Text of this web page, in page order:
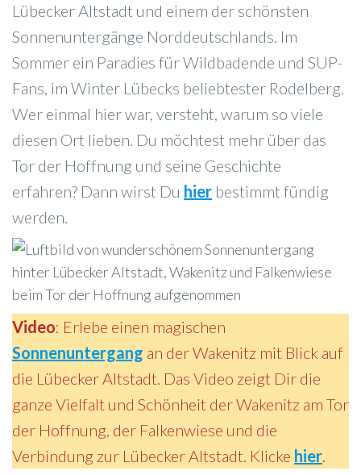
Lübecker Altstadt und einem der schönsten
Sonnenuntergänge Norddeutschlands. Im
Sommer ein Paradies für Wildbadende und SUP-
Fans, im Winter Lübecks beliebtester Rodelberg.
Wer einmal hier war, versteht, warum so viele
diesen Ort lieben. Du möchtest mehr über das
Tor der Hoffnung und seine Geschichte
erfahren? Dann wirst Du hier bestimmt fündig
werden.
Video: Erlebe einen magischen
Sonnenuntergang an der Wakenitz mit Blick auf
die Lübecker Altstadt. Das Video zeigt Dir die
ganze Vielfalt und Schönheit der Wakenitz am Tor
der Hoffnung, der Falkenwiese und die
Verbindung zur Lübecker Altstadt. Klicke hier.